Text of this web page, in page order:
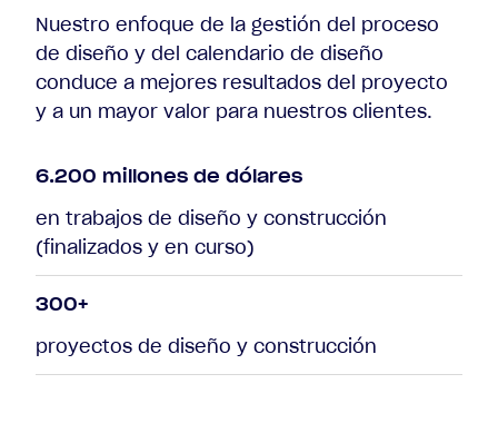
Nuestro enfoque de la gestión del proceso
de diseño y del calendario de diseño
conduce a mejores resultados del proyecto
y a un mayor valor para nuestros clientes.
6.200 millones de dólares
en trabajos de diseño y construcción
(finalizados y en curso)
300+
proyectos de diseño y construcción